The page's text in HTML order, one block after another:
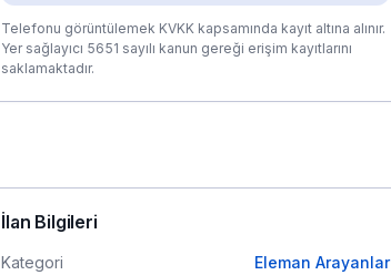
Telefonu görüntülemek KVKK kapsamında kayıt altına alınır.
Yer sağlayıcı 5651 sayılı kanun gereği erişim kayıtlarını
saklamaktadır.
İlan Bilgileri
Kategori
Eleman Arayanlar